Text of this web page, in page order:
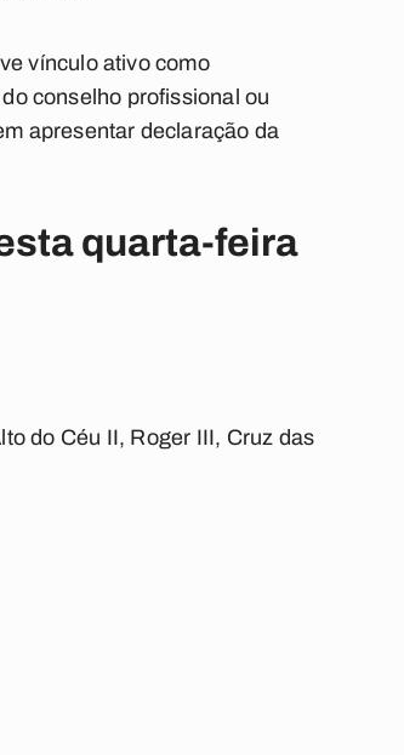
vínculo ativo como
conselho profissional ou
apresentar declaração da
quarta-feira
do Céu II, Roger III, Cruz das